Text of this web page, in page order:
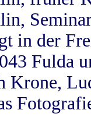
in der
Fulda
Krone,